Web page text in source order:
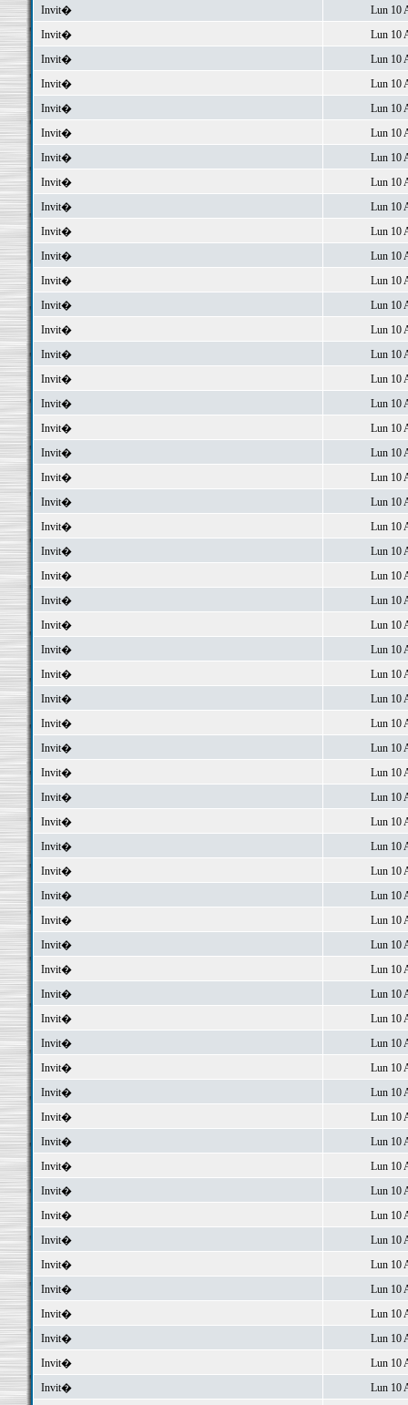
Invit�
Lun 10
Invit�
Lun 10
Invit�
Lun 10
Invit�
Lun 10
Invit�
Lun 10
Invit�
Lun 10
Invit�
Lun 10
Invit�
Lun 10
Invit�
Lun 10
Invit�
Lun 10
Invit�
Lun 10
Invit�
Lun 10
Invit�
Lun 10
Invit�
Lun 10
Invit�
Lun 10
Invit�
Lun 10
Invit�
Lun 10
Invit�
Lun 10
Invit�
Lun 10
Invit�
Lun 10
Invit�
Lun 10
Invit�
Lun 10
Invit�
Lun 10
Invit�
Lun 10
Invit�
Lun 10
Invit�
Lun 10
Invit�
Lun 10
Invit�
Lun 10
Invit�
Lun 10
Invit�
Lun 10
Invit�
Lun 10
Invit�
Lun 10
Invit�
Lun 10
Invit�
Lun 10
Invit�
Lun 10
Invit�
Lun 10
Invit�
Lun 10
Invit�
Lun 10
Invit�
Lun 10
Invit�
Lun 10
Invit�
Lun 10
Invit�
Lun 10
Invit�
Lun 10
Invit�
Lun 10
Invit�
Lun 10
Invit�
Lun 10
Invit�
Lun 10
Invit�
Lun 10
Invit�
Lun 10
Invit�
Lun 10
Invit�
Lun 10
Invit�
Lun 10
Invit�
Lun 10
Invit�
Lun 10
Invit�
Lun 10
Invit�
Lun 10
Invit�
Lun 10